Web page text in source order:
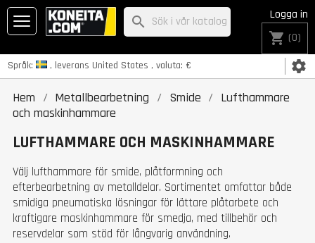
Språk: , leverans United States , valuta: € settings
Logga in
shopping_cart (0)
search
Hem Metallbearbetning Smide
Lufthammare
och maskinhammare
LUFTHAMMARE OCH MASKINHAMMARE
Välj lufthammare för smide, plåtformning och
efterbearbetning av metalldelar. Sortimentet omfattar både
smidiga pneumatiska lösningar för lättare plåtarbete och
kraftigare maskinhammare för smedja, med tillbehör och
reservdelar som stöd för långvarig användning.